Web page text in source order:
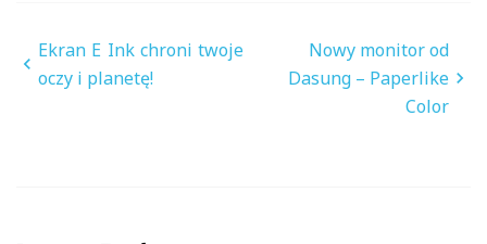
Nawigacja
wpisu
Ekran E Ink chroni twoje
oczy i planetę!
Nowy monitor od
Dasung – Paperlike
Color